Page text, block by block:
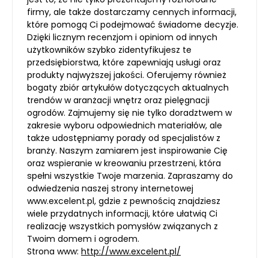
firmy, ale także dostarczamy cennych informacji,
które pomogą Ci podejmować świadome decyzje.
Dzięki licznym recenzjom i opiniom od innych
użytkowników szybko zidentyfikujesz te
przedsiębiorstwa, które zapewniają usługi oraz
produkty najwyższej jakości. Oferujemy również
bogaty zbiór artykułów dotyczących aktualnych
trendów w aranżacji wnętrz oraz pielęgnacji
ogrodów. Zajmujemy się nie tylko doradztwem w
zakresie wyboru odpowiednich materiałów, ale
także udostępniamy porady od specjalistów z
branży. Naszym zamiarem jest inspirowanie Cię
oraz wspieranie w kreowaniu przestrzeni, która
spełni wszystkie Twoje marzenia. Zapraszamy do
odwiedzenia naszej strony internetowej
www.excelent.pl, gdzie z pewnością znajdziesz
wiele przydatnych informacji, które ułatwią Ci
realizację wszystkich pomysłów związanych z
Twoim domem i ogrodem.
Strona www: http://www.excelent.pl/